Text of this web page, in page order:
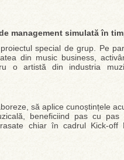
management simulată în
special de grup. Pe
din music business,
o artistă din industria
să aplice cunoștințele
beneficiind pas cu
chiar în cadrul Kick-off